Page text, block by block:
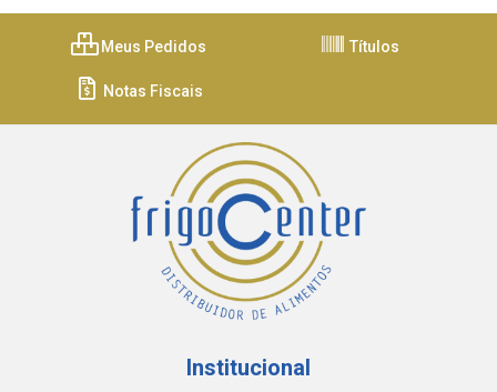
Meus Pedidos Títulos
Notas Fiscais
Institucional